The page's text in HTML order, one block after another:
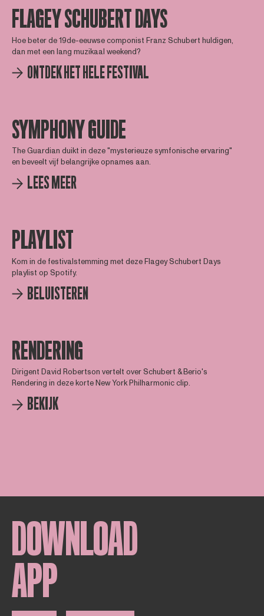
FLAGEY SCHUBERT DAYS
Hoe beter de 19de-eeuwse componist Franz Schubert huldigen,
dan met een lang muzikaal weekend?
ONTDEK HET HELE FESTIVAL
SYMPHONY GUIDE
The Guardian duikt in deze "mysterieuze symfonische ervaring"
en beveelt vijf belangrijke opnames aan.
LEES MEER
PLAYLIST
Kom in de festivalstemming met deze Flagey Schubert Days
playlist op Spotify.
BELUISTEREN
RENDERING
Dirigent David Robertson vertelt over Schubert & Berio's
Rendering in deze korte New York Philharmonic clip.
BEKIJK
DOWNLOAD
APP